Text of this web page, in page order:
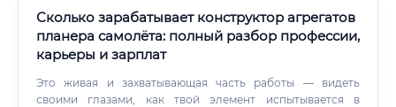
Сколько зарабатывает конструктор агрегатов
планера самолёта: полный разбор профессии,
карьеры и зарплат
Это живая и захватывающая часть работы — видеть
своими глазами, как твой элемент испытывается в